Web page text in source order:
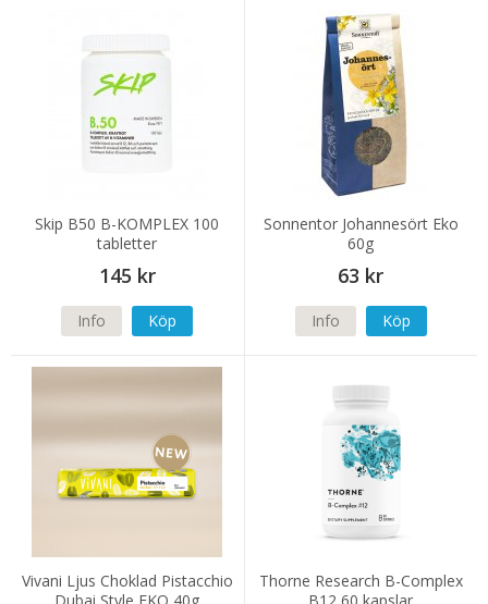
Skip B50 B-KOMPLEX 100
tabletter
145 kr
Info Köp
Sonnentor Johannesört Eko
60g
63 kr
Info Köp
Vivani Ljus Choklad Pistacchio
Thorne Research B-Complex